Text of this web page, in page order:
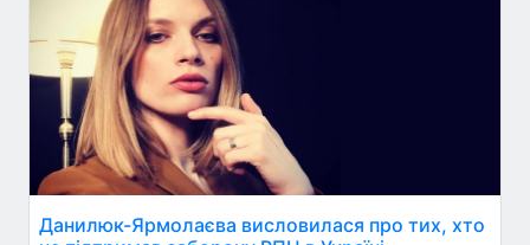
Данилюк-Ярмолаєва висловилася про тих, хто